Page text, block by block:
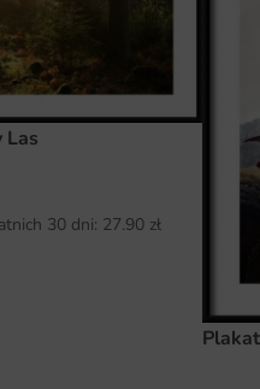
Las
30 dni: 27.90 zł